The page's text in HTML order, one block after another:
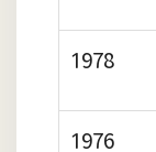
1978
1976